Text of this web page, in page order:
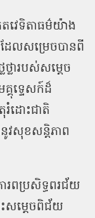
វេទិតាធម៌យ៉ាង
ែលសម្រេចបានពី
លារបស់សម្ដេច
គុទ្ទេសក៍ដ៏
រំដោះជាតិ
វសុខសន្តិភាព
រពប្រសិទ្ធពរជ័យ
សម្តេចពិជ័យ